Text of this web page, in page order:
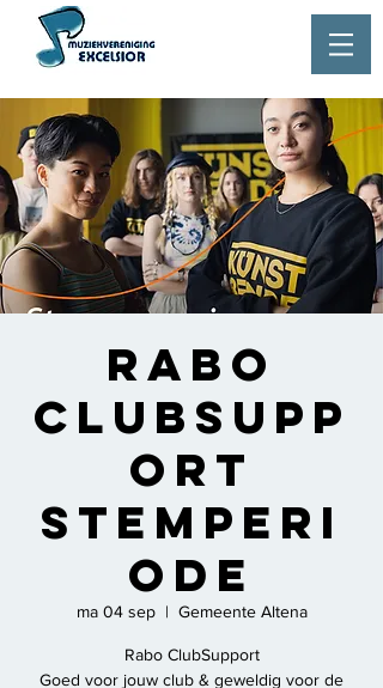
Rabo
ClubSupp
ort
Stemperi
ode
ma 04 sep
  |
Gemeente Altena
Rabo ClubSupport
Goed voor jouw club & geweldig voor de